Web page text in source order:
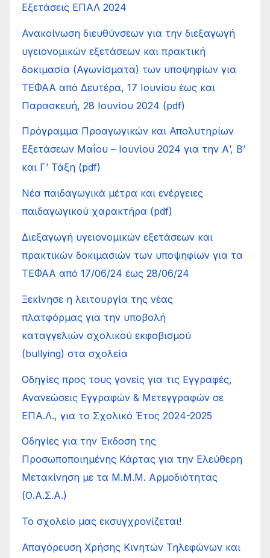
Εξετάσεις ΕΠΑΛ 2024
Ανακοίνωση διευθύνσεων για την διεξαγωγή
υγειονομικών εξετάσεων και πρακτική
δοκιμασία (Αγωνίσματα) των υποψηφίων για
ΤΕΦΑΑ από Δευτέρα, 17 Ιουνίου έως και
Παρασκευή, 28 Ιουνίου 2024 (pdf)
Πρόγραμμα Προαγωγικών και Απολυτηρίων
Εξετάσεων Μαΐου – Ιουνίου 2024 για την Α’, Β’
και Γ’ Τάξη (pdf)
Νέα παιδαγωγικά μέτρα και ενέργειες
παιδαγωγικού χαρακτήρα (pdf)
Διεξαγωγή υγειονομικών εξετάσεων και
πρακτικών δοκιμασιών των υποψηφίων για τα
ΤΕΦΑΑ από 17/06/24 έως 28/06/24
Ξεκίνησε η λειτουργία της νέας
πλατφόρμας για την υποβολή
καταγγελιών σχολικού εκφοβισμού
(bullying) στα σχολεία
Οδηγίες προς τους γονείς για τις Εγγραφές,
Ανανεώσεις Εγγραφών & Μετεγγραφών σε
ΕΠΑ.Λ., για το Σχολικό Έτος 2024-2025
Οδηγίες για την Έκδοση της
Προσωποποιημένης Κάρτας για την Ελεύθερη
Μετακίνηση με τα Μ.Μ.Μ. Αρμοδιότητας
(Ο.Α.Σ.Α.)
Το σχολείο μας εκσυγχρονίζεται!
Απαγόρευση Χρήσης Κινητών Τηλεφώνων και